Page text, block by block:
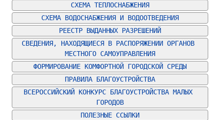
СХЕМА ТЕПЛОСНАБЖЕНИЯ
СХЕМА ВОДОСНАБЖЕНИЯ И ВОДООТВЕДЕНИЯ
РЕЕСТР ВЫДАННЫХ РАЗРЕШЕНИЙ
СВЕДЕНИЯ, НАХОДЯЩИЕСЯ В РАСПОРЯЖЕНИИ ОРГАНОВ
МЕСТНОГО САМОУПРАВЛЕНИЯ
ФОРМИРОВАНИЕ КОМФОРТНОЙ ГОРОДСКОЙ СРЕДЫ
ПРАВИЛА БЛАГОУСТРОЙСТВА
ВСЕРОССИЙСКИЙ КОНКУРС БЛАГОУСТРОЙСТВА МАЛЫХ
ГОРОДОВ
ПОЛЕЗНЫЕ ССЫЛКИ